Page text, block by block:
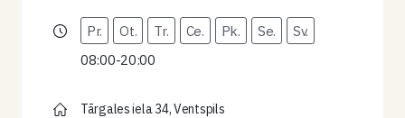
Pr. Ot. Tr. Ce. Pk. Se.
Sv.
08:00-20:00
Tārgales iela 34, Ventspils